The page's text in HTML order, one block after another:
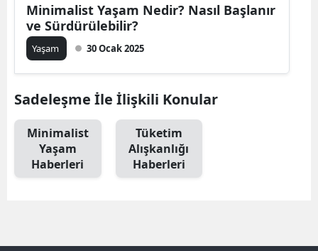
Giresun
Minimalist Yaşam Nedir? Nasıl Başlanır
ve Sürdürülebilir?
Yaşam 30 Ocak 2025
Sadeleşme İle İlişkili Konular
Minimalist
Yaşam
Haberleri
Tüketim
Alışkanlığı
Haberleri